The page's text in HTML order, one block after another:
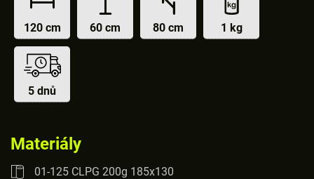
120 cm 60 cm 80 cm 1 kg
5 dnů
Materiály
01-125 CLPG 200g 185x130